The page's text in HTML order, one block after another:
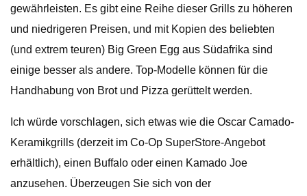
gewährleisten. Es gibt eine Reihe dieser Grills zu höheren
und niedrigeren Preisen, und mit Kopien des beliebten
(und extrem teuren) Big Green Egg aus Südafrika sind
einige besser als andere. Top-Modelle können für die
Handhabung von Brot und Pizza gerüttelt werden.
Ich würde vorschlagen, sich etwas wie die Oscar Camado-
Keramikgrills (derzeit im Co-Op SuperStore-Angebot
erhältlich), einen Buffalo oder einen Kamado Joe
anzusehen. Überzeugen Sie sich von der